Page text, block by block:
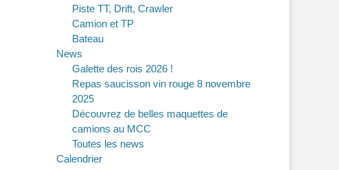
Piste TT, Drift, Crawler
Camion et TP
Bateau
News
Galette des rois 2026 !
Repas saucisson vin rouge 8 novembre
2025
Découvrez de belles maquettes de
camions au MCC
Toutes les news
Calendrier